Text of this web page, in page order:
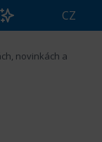
CZ
novinkách a